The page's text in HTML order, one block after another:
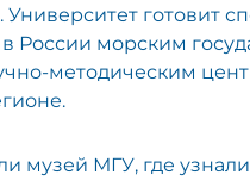
Университет готовит
России морским
методическим
музей МГУ, где